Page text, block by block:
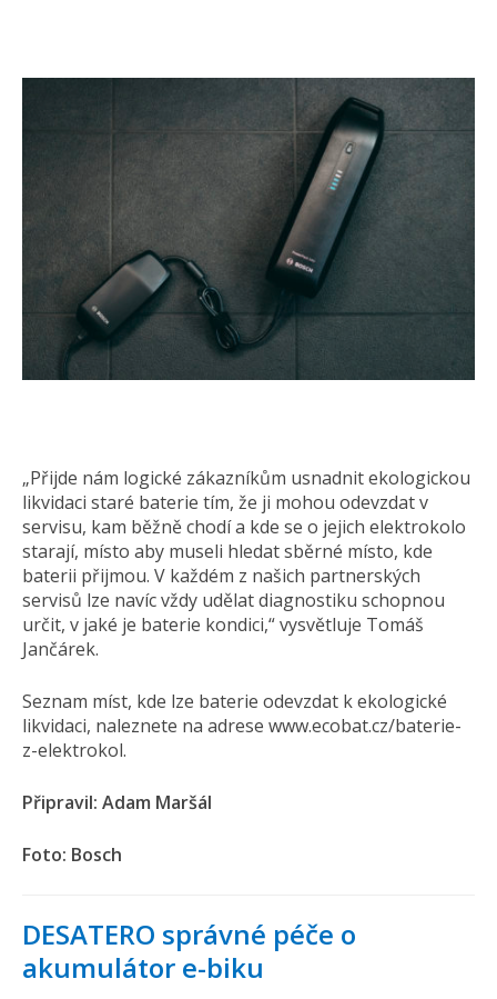
„Přijde nám logické zákazníkům usnadnit ekologickou
likvidaci staré baterie tím, že ji mohou odevzdat v
servisu, kam běžně chodí a kde se o jejich elektrokolo
starají, místo aby museli hledat sběrné místo, kde
baterii přijmou. V každém z našich partnerských
servisů lze navíc vždy udělat diagnostiku schopnou
určit, v jaké je baterie kondici,“ vysvětluje Tomáš
Jančárek.
Seznam míst, kde lze baterie odevzdat k ekologické
likvidaci, naleznete na adrese www.ecobat.cz/baterie-
z-elektrokol.
Připravil: Adam Maršál
Foto: Bosch
DESATERO správné péče o
akumulátor e-biku